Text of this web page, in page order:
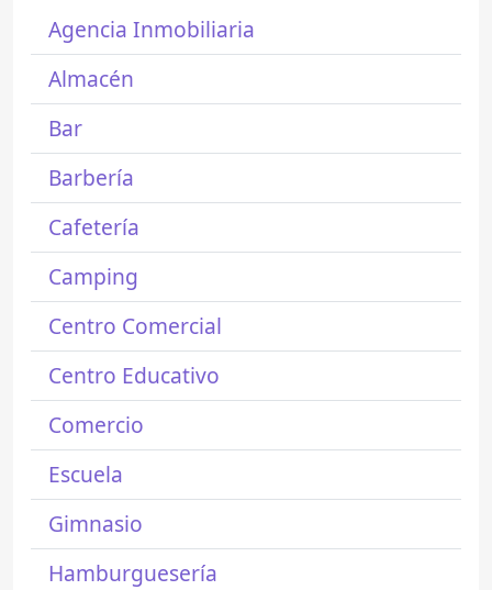
Agencia Inmobiliaria
Almacén
Bar
Barbería
Cafetería
Camping
Centro Comercial
Centro Educativo
Comercio
Escuela
Gimnasio
Hamburguesería